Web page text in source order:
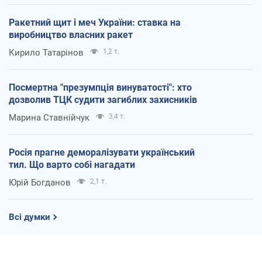
Ракетний щит і меч України: ставка на
виробництво власних ракет
Кирило Татарінов 1,2 т.
Посмертна "презумпція винуватості": хто
дозволив ТЦК судити загиблих захисників
Марина Ставнійчук 3,4 т.
Росія прагне деморалізувати український
тил. Що варто собі нагадати
Юрій Богданов 2,1 т.
Всі думки